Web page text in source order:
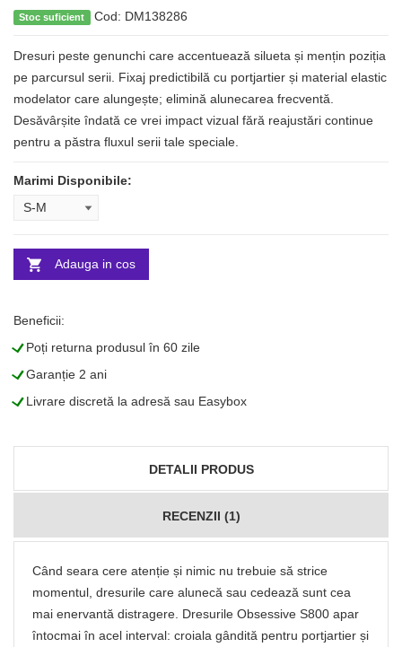
Stoc suficient Cod: DM138286
Dresuri peste genunchi care accentuează silueta și mențin poziția
pe parcursul serii. Fixaj predictibilă cu portjartier și material elastic
modelator care alungește; elimină alunecarea frecventă.
Desăvârșite îndată ce vrei impact vizual fără reajustări continue
pentru a păstra fluxul serii tale speciale.
Marimi Disponibile:
Adauga in cos
Beneficii:
LPoți returna produsul în 60 zile
LGaranție 2 ani
LLivrare discretă la adresă sau Easybox
DETALII PRODUS
RECENZII (1)
Când seara cere atenție și nimic nu trebuie să strice
momentul, dresurile care alunecă sau cedează sunt cea
mai enervantă distragere. Dresurile Obsessive S800 apar
întocmai în acel interval: croiala gândită pentru portjartier și